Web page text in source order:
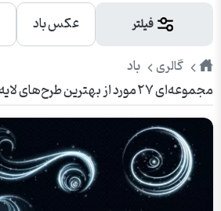
فیلتر عکس باد
طرح
پیک
گالری
باد
مجموعه‌ای ۲۷ مورد از بهترین طرح‌های لایه‌باز، وکتورهای قابل ویرایش و عکس‌های باکیفیت باد. مناسب برای تبلیغات، چاپ، بنر، شبکه‌های اجتماعی و وبسایت.